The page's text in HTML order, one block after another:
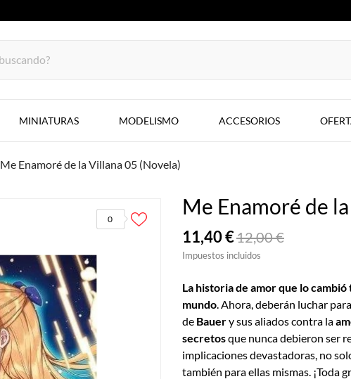
MINIATURAS MODELISMO ACCESORIOS
Me Enamoré de la Villana 05 (Novela)
0
Me Enamoré de
11,40 €12,00 €
Impuestos incluidos
La historia de amor que lo cambió
mundo. Ahora, deberán luchar para
de Bauery sus aliados contra la
secretosque nunca debieron ser
implicaciones devastadoras, no
también para ellas mismas. ¡Toda